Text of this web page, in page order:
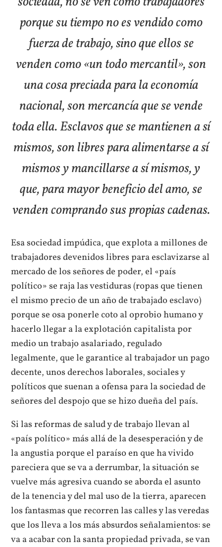
porque su tiempo no es vendido como
fuerza de trabajo, sino que ellos se
venden como «un todo mercantil», son
una cosa preciada para la economía
nacional, son mercancía que se vende
toda ella. Esclavos que se mantienen a sí
mismos, son libres para alimentarse a sí
mismos y mancillarse a sí mismos, y
que, para mayor beneficio del amo, se
venden comprando sus propias cadenas.
Esa sociedad impúdica, que explota a millones de
trabajadores devenidos libres para esclavizarse al
mercado de los señores de poder, el «país
político» se raja las vestiduras (ropas que tienen
el mismo precio de un año de trabajado esclavo)
porque se osa ponerle coto al oprobio humano y
hacerlo llegar a la explotación capitalista por
medio un trabajo asalariado, regulado
legalmente, que le garantice al trabajador un pago
decente, unos derechos laborales, sociales y
políticos que suenan a ofensa para la sociedad de
señores del despojo que se hizo dueña del país.
Si las reformas de salud y de trabajo llevan al
«país político» más allá de la desesperación y de
la angustia porque el paraíso en que ha vivido
pareciera que se va a derrumbar, la situación se
vuelve más agresiva cuando se aborda el asunto
de la tenencia y del mal uso de la tierra, aparecen
los fantasmas que recorren las calles y las veredas
que los lleva a los más absurdos señalamientos: se
va a acabar con la santa propiedad privada, se van